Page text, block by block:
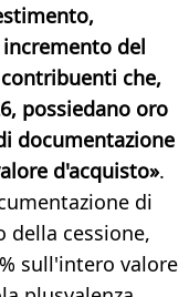
del
che,
possiedano oro
documentazione
d'acquisto».
di
cessione,
sull'intero valore